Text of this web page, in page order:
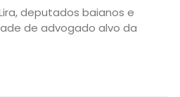
deputados baianos e
de advogado alvo da